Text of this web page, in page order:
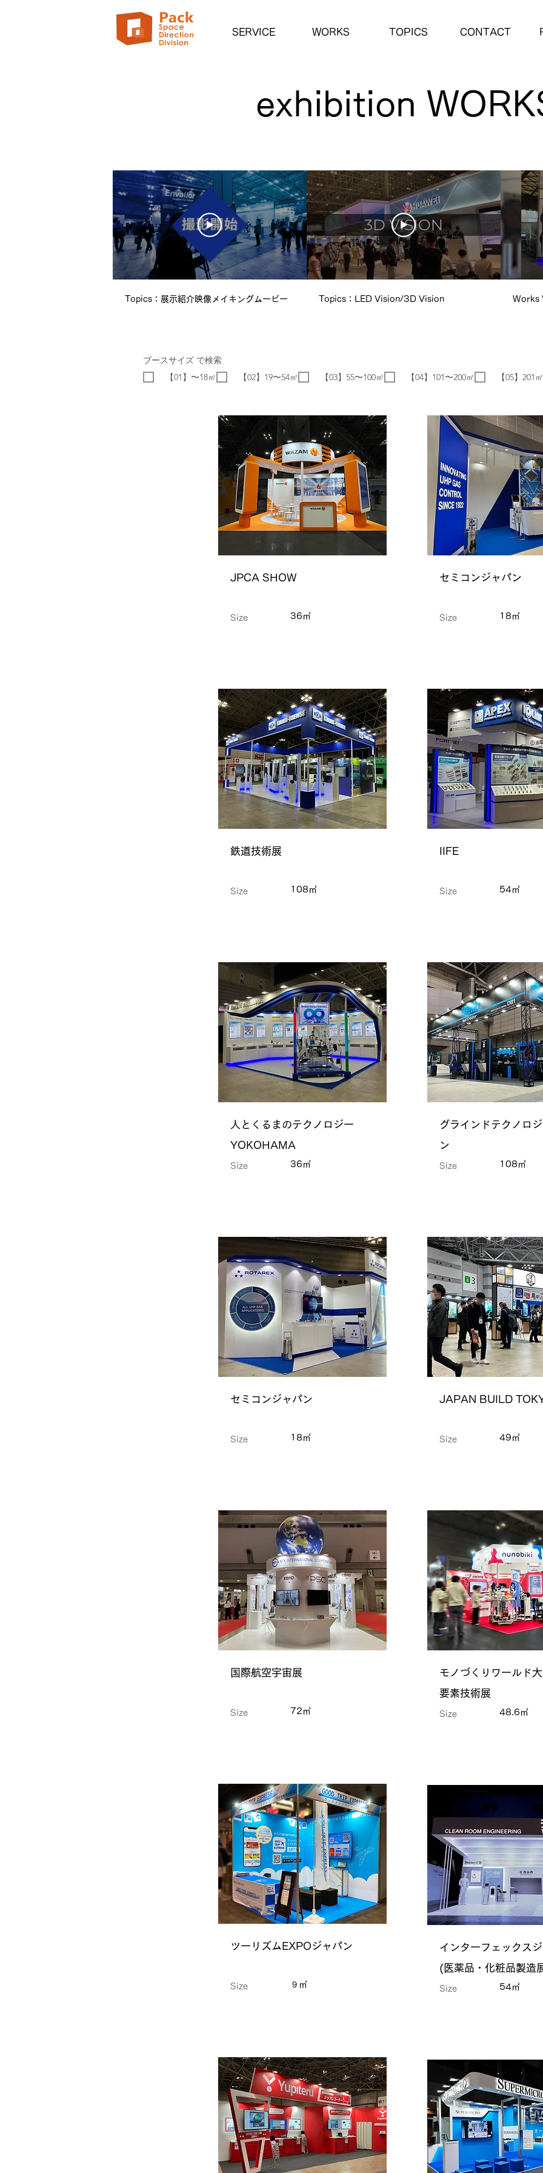
SERVICE WORKS TOPICS CONTACT
exhibition
Topics：展示紹介映像メイキングムービー Topics：LED Vision/3D Vision Works
ブースサイズ で検索
【01】〜18㎡
【02】19〜54㎡ 【03】55〜100㎡ 【04】101〜200㎡ 【05】201
JPCA SHOW
Size 36㎡
鉄道技術展
Size 108㎡
人とくるまのテクノロジー
YOKOHAMA
Size 36㎡
セミコンジャパン
Size 18㎡
国際航空宇宙展
Size 72㎡
ツーリズムEXPOジャパン
Size ９㎡
セミコンジャパン
Size 18㎡
IIFE
Size 54㎡
グラインドテクノロ
ン
Size 108㎡
JAPAN BUILD
Size 49㎡
モノづくりワールド
要素技術展
Size 48.6㎡
インターフェックス
(医薬品・化粧品製造
Size 54㎡